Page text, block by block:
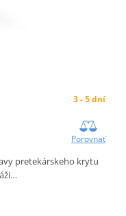
3 - 5 dní
Porovnať
pretekárskeho krytu